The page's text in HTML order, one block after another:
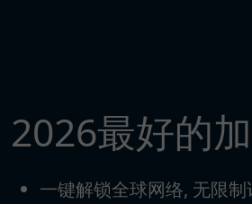
2026最好的
一键解锁全球网络, 无限制